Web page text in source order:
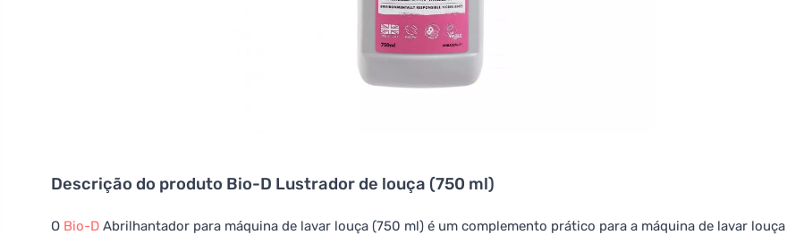
Descrição do produto Bio-D Lustrador de louça (750 ml)
O Bio-D Abrilhantador para máquina de lavar louça (750 ml) é um complemento prático para a máquina de lavar louça